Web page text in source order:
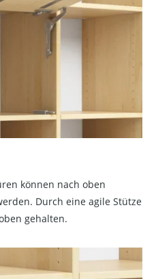
können nach oben
Durch eine agile Stütze
gehalten.